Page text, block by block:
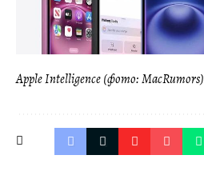
Apple Intelligence (фото: MacRumors)